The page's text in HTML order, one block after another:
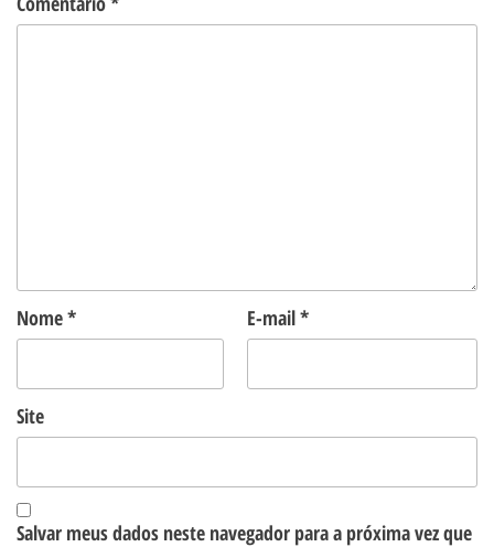
Nome* E-mail*
Site
Salvar meus dados neste navegador para a próxima vez que